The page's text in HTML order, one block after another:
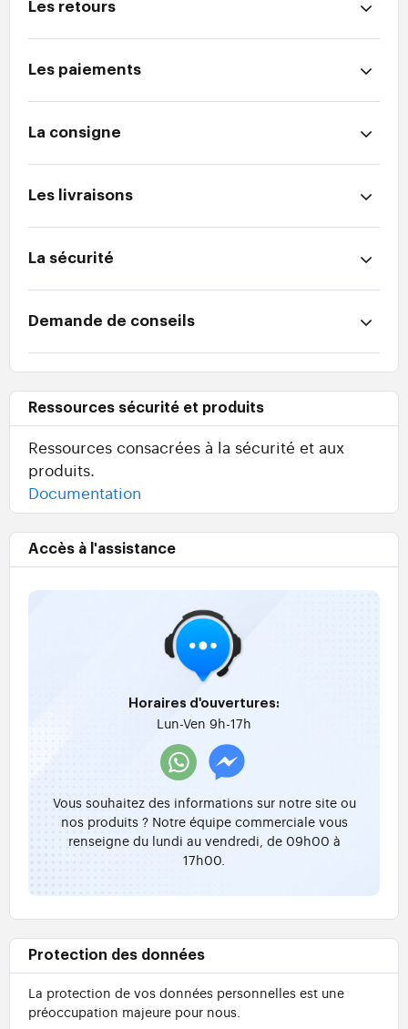
Les retours
Les paiements
La consigne
Les livraisons
La sécurité
Demande de conseils
Ressources sécurité et produits
Ressources consacrées à la sécurité et aux
produits.
Documentation
Accès à l'assistance
Horaires d'ouvertures:
Lun-Ven 9h-17h
Vous souhaitez des informations sur notre site ou
nos produits ? Notre équipe commerciale vous
renseigne du lundi au vendredi, de 09h00 à
17h00.
Protection des données
La protection de vos données personnelles est une
préoccupation majeure pour nous.